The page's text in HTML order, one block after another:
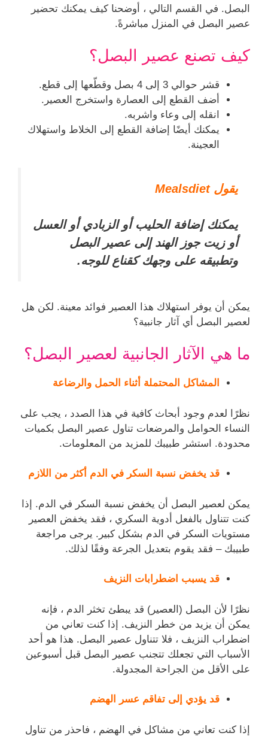
البصل. في القسم التالي ، أوضحنا كيف يمكنك تحضير
عصير البصل في المنزل مباشرةً.
كيف تصنع عصير البصل؟
قشر حوالي 3 إلى 4 بصل وقطّعها إلى قطع.
أضف القطع إلى العصارة واستخرج العصير.
انقله إلى وعاء واشربه.
يمكنك أيضًا إضافة القطع إلى الخلاط واستهلاك
العجينة.
يقول Mealsdiet
يمكنك إضافة الحليب أو الزبادي أو العسل
أو زيت جوز الهند إلى عصير البصل
وتطبيقه على وجهك كقناع للوجه.
يمكن أن يوفر استهلاك هذا العصير فوائد معينة. لكن هل
لعصير البصل أي آثار جانبية؟
ما هي الآثار الجانبية لعصير البصل؟
المشاكل المحتملة أثناء الحمل والرضاعة
نظرًا لعدم وجود أبحاث كافية في هذا الصدد ، يجب على
النساء الحوامل والمرضعات تناول عصير البصل بكميات
محدودة. استشر طبيبك للمزيد من المعلومات.
قد يخفض نسبة السكر في الدم أكثر من اللازم
يمكن لعصير البصل أن يخفض نسبة السكر في الدم. إذا
كنت تتناول بالفعل أدوية السكري ، فقد يخفض العصير
مستويات السكر في الدم بشكل كبير. يرجى مراجعة
طبيبك – فقد يقوم بتعديل الجرعة وفقًا لذلك.
قد يسبب اضطرابات النزيف
نظرًا لأن البصل (العصير) قد يبطئ تخثر الدم ، فإنه
يمكن أن يزيد من خطر النزيف. إذا كنت تعاني من
اضطراب النزيف ، فلا تتناول عصير البصل. هذا هو أحد
الأسباب التي تجعلك تتجنب عصير البصل قبل أسبوعين
على الأقل من الجراحة المجدولة.
قد يؤدي إلى تفاقم عسر الهضم
إذا كنت تعاني من مشاكل في الهضم ، فاحذر من تناول